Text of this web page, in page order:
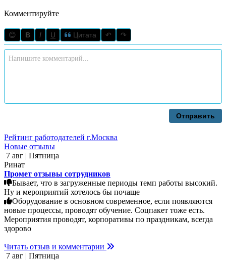
Комментируйте
😊 B I U Цитата ↶ ↷
Отправить
Рейтинг работодателей г.Москва
Новые отзывы
7 авг | Пятница
Ринат
Промет отзывы сотрудников
Бывает, что в загруженные периоды темп работы высокий.
Ну и мероприятий хотелось бы почаще
Оборудование в основном современное, если появляются
новые процессы, проводят обучение. Соцпакет тоже есть.
Мероприятия проводят, корпоративы по праздникам, всегда
здорово
Читать отзыв и комментарии
7 авг | Пятница